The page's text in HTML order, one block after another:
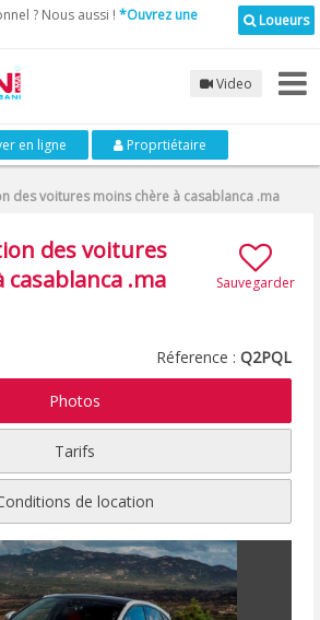
Loueurs
? Nous aussi ! *Ouvrez une
Video
en ligne Proprtiétaire
des voitures moins chère à casablanca .ma
Sauvegarder
des voitures
casablanca .ma
Réference : Q2PQL
Photos
Tarifs
de location